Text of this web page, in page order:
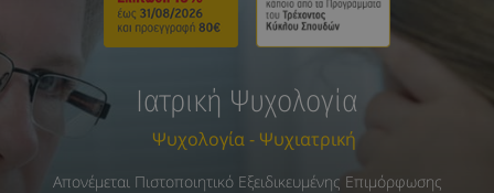
Ιατρική Ψυχολογία
Ψυχολογία - Ψυχιατρική
Απονέμεται Πιστοποιητικό Εξειδικευμένης Επιμόρφωσης